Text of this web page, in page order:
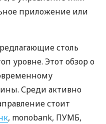
приложение или
столь
уровне. Этот обзор о
Среди активно
стоит
, monobank, ПУМБ,